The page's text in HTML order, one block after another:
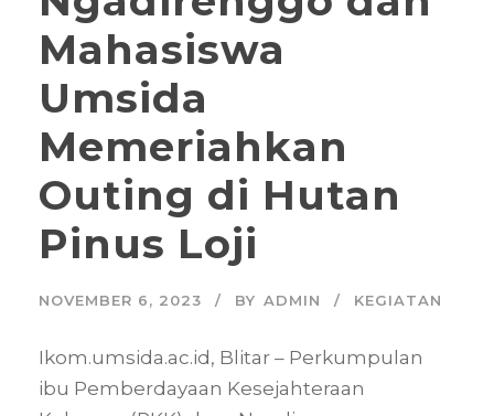
Mahasiswa
Umsida
Memeriahkan
Outing di Hutan
Pinus Loji
NOVEMBER 6, 2023 BY ADMIN KEGIATAN
Ikom.umsida.ac.id, Blitar – Perkumpulan
ibu Pemberdayaan Kesejahteraan